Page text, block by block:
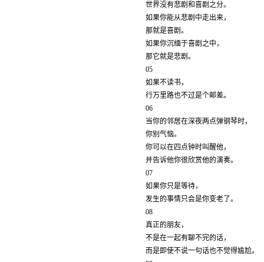
世界没有悲剧和喜剧之分。
如果你能从悲剧中走出来，
那就是喜剧。
如果你沉缅于喜剧之中，
那它就是悲剧。
05
如果不读书，
行万里路也不过是个邮差。
06
当你的邻居在深夜两点弹钢琴时，
你别气恼。
你可以在四点钟时叫醒他，
并告诉他你很欣赏他的演奏。
07
如果你只是等待，
发生的事情只会是你变老了。
08
真正的朋友，
不是在一起有聊不完的话，
而是即使不说一句话也不觉得尴尬。